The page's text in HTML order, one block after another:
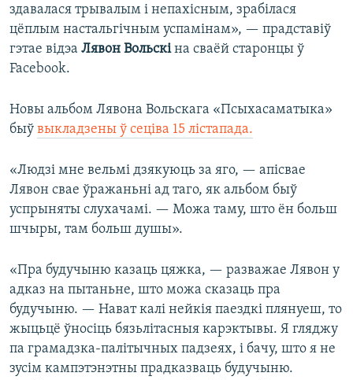
здавалася трывалым і непахісным, зрабілася
цёплым настальгічным успамінам», — прадставіў
гэтае відэа Лявон Вольскіна сваёй старонцы ў
Facebook.
Новы альбом Лявона Вольскага «Псыхасаматыка»
быў выкладзены ў сеціва 15 лістапада.
«Людзі мне вельмі дзякуюць за яго, — апісвае
Лявон свае ўражаньні ад таго, як альбом быў
успрыняты слухачамі. — Можа таму, што ён больш
шчыры, там больш душы».
«Пра будучыню казаць цяжка, — разважае Лявон у
адказ на пытаньне, што можа сказаць пра
будучыню. — Нават калі нейкія паездкі плянуеш, то
жыцьцё ўносіць бязьлітасныя карэктывы. Я гляджу
па грамадзка-палітычных падзеях, і бачу, што я не
зусім кампэтэнэтны прадказваць будучыню.